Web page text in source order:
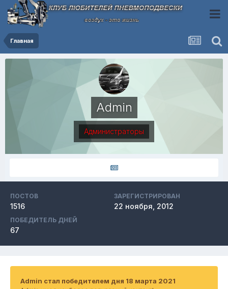
Главная
Admin
Администраторы
ПОСТОВ
1516
ЗАРЕГИСТРИРОВАН
22 ноября, 2012
ПОБЕДИТЕЛЬ ДНЕЙ
67
Admin стал победителем дня 18 марта 2021